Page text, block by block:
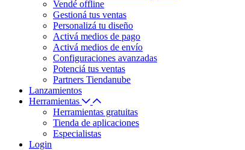
Vendé offline
Gestioná tus ventas
Personalizá tu diseño
Activá medios de pago
Activá medios de envío
Configuraciones avanzadas
Potenciá tus ventas
Partners Tiendanube
Lanzamientos
Herramientas
Herramientas gratuitas
Tienda de aplicaciones
Especialistas
Login